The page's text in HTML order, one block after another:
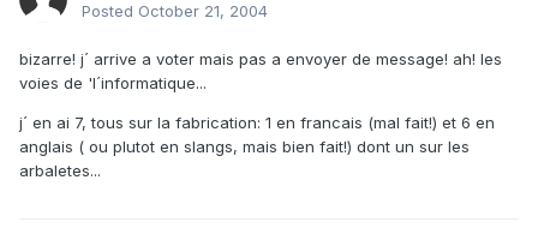
Posted October 21, 2004
bizarre! j´ arrive a voter mais pas a envoyer de message! ah! les
voies de 'l´informatique...
j´ en ai 7, tous sur la fabrication: 1 en francais (mal fait!) et 6 en
anglais ( ou plutot en slangs, mais bien fait!) dont un sur les
arbaletes...